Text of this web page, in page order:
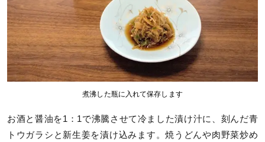
煮沸した瓶に入れて保存します
お酒と醤油を1：1で沸騰させて冷ました漬け汁に、刻んだ青
トウガラシと新生姜を漬け込みます。焼うどんや肉野菜炒め